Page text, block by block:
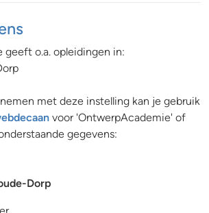
o.a. opleidingen in:
met deze instelling kan je gebruik
voor 'OntwerpAcademie' of
gegevens:
Dorp